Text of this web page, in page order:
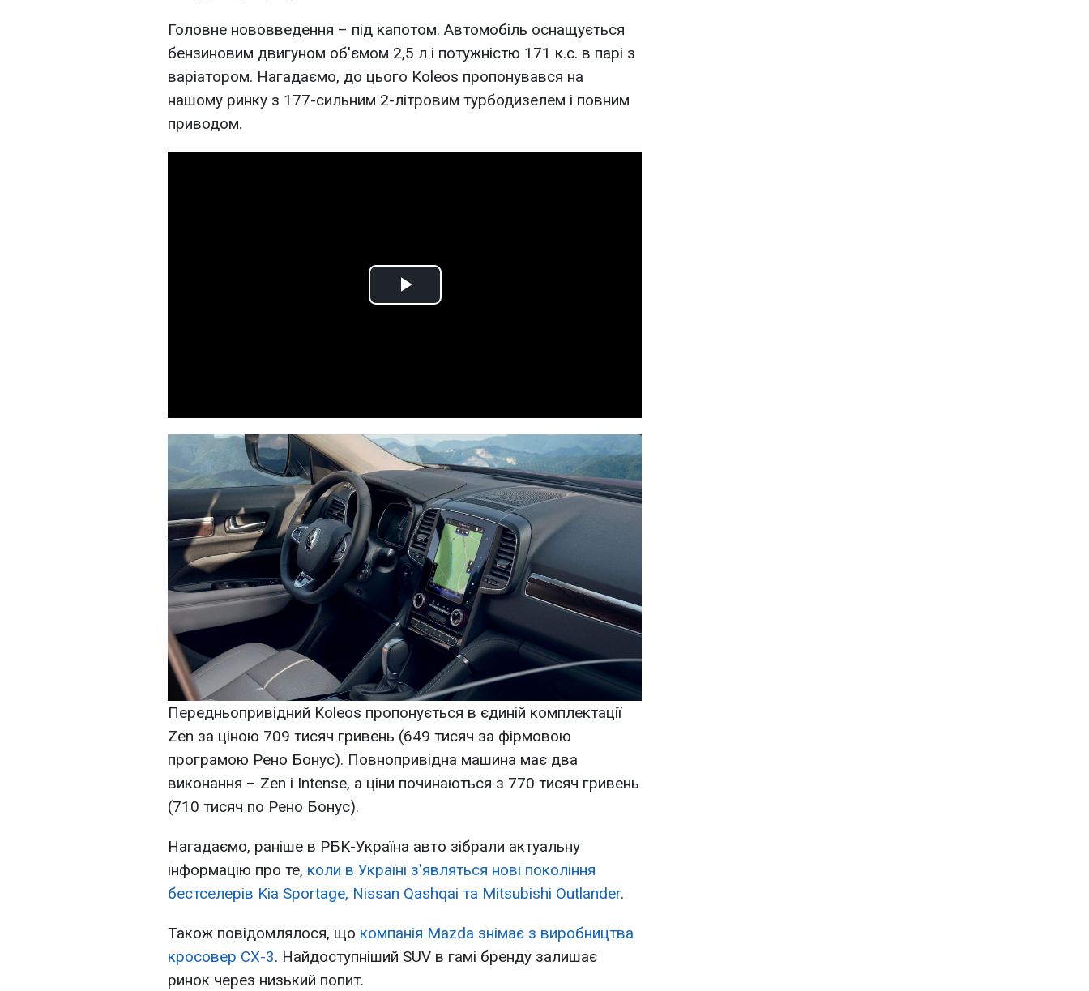
Головне нововведення – під капотом. Автомобіль оснащується
бензиновим двигуном об'ємом 2,5 л і потужністю 171 к.с. в парі з
варіатором. Нагадаємо, до цього Koleos пропонувався на
нашому ринку з 177-сильним 2-літровим турбодизелем і повним
приводом.
Play
Передньопривідний Koleos пропонується в єдиній комплектації
Zen за ціною 709 тисяч гривень (649 тисяч за фірмовою
програмою Рено Бонус). Повнопривідна машина має два
виконання – Zen і Intense, а ціни починаються з 770 тисяч гривень
(710 тисяч по Рено Бонус).
Нагадаємо, раніше в РБК-Україна авто зібрали актуальну
інформацію про те, коли в Україні з'являться нові покоління
бестселерів Kia Sportage, Nissan Qashqai та Mitsubishi Outlander.
Також повідомлялося, що компанія Mazda знімає з виробництва
кросовер CX-3. Найдоступніший SUV в гамі бренду залишає
ринок через низький попит.